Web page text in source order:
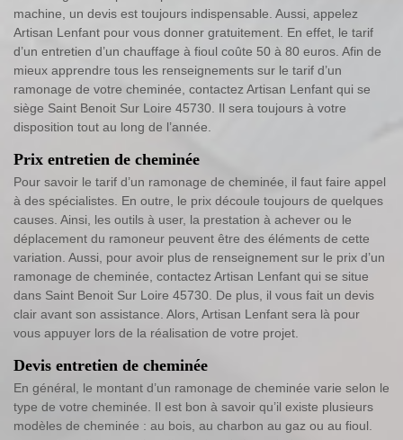
machine, un devis est toujours indispensable. Aussi, appelez
Artisan Lenfant pour vous donner gratuitement. En effet, le tarif
d’un entretien d’un chauffage à fioul coûte 50 à 80 euros. Afin de
mieux apprendre tous les renseignements sur le tarif d’un
ramonage de votre cheminée, contactez Artisan Lenfant qui se
siège Saint Benoit Sur Loire 45730. Il sera toujours à votre
disposition tout au long de l’année.
Prix entretien de cheminée
Pour savoir le tarif d’un ramonage de cheminée, il faut faire appel
à des spécialistes. En outre, le prix découle toujours de quelques
causes. Ainsi, les outils à user, la prestation à achever ou le
déplacement du ramoneur peuvent être des éléments de cette
variation. Aussi, pour avoir plus de renseignement sur le prix d’un
ramonage de cheminée, contactez Artisan Lenfant qui se situe
dans Saint Benoit Sur Loire 45730. De plus, il vous fait un devis
clair avant son assistance. Alors, Artisan Lenfant sera là pour
vous appuyer lors de la réalisation de votre projet.
Devis entretien de cheminée
En général, le montant d’un ramonage de cheminée varie selon le
type de votre cheminée. Il est bon à savoir qu’il existe plusieurs
modèles de cheminée : au bois, au charbon au gaz ou au fioul.